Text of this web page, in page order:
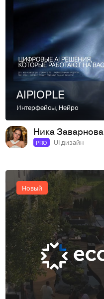
AIPIOPLE
Интерфейсы, Нейро
Ника Заварнова
PRO UI дизайн
Новый